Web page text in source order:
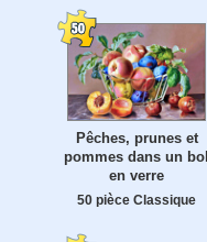
Pêches, prunes et
pommes dans un
en verre
50 pièce Classique